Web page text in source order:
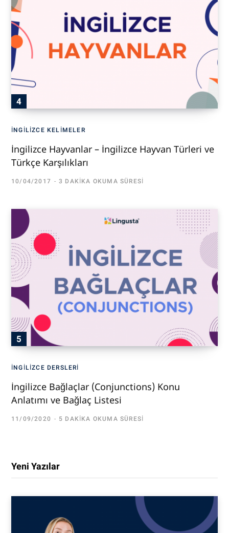
İNGILIZCE KELIMELER
İngilizce Hayvanlar – İngilizce Hayvan Türleri ve
Türkçe Karşılıkları
10/04/2017 3 DAKIKA OKUMA SÜRESI
İNGILIZCE DERSLERI
İngilizce Bağlaçlar (Conjunctions) Konu
Anlatımı ve Bağlaç Listesi
11/09/2020 5 DAKIKA OKUMA SÜRESI
Yeni Yazılar